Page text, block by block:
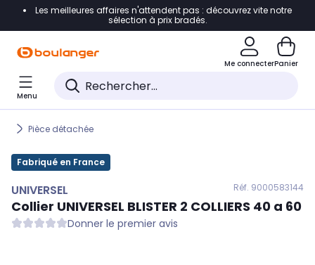
Accéder directement à la navigation
Accéder directement au pied de page
Accéder directement au chatbot
Les meilleures affaires n'attendent pas : découvrez vite notre
sélection à prix bradés.
Me connecterPanier
Menu
Pièce détachée
Fabriqué en France
UNIVERSEL Réf. 9000583144
Collier UNIVERSEL BLISTER 2 COLLIERS 40 a 60
Donner le premier avis